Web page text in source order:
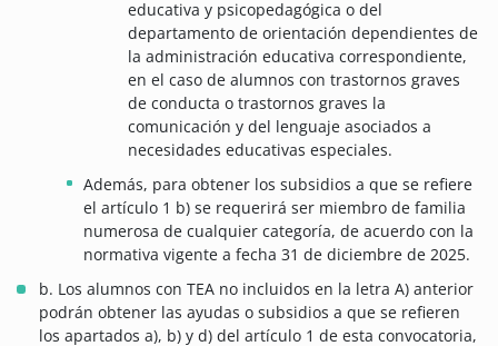
educativa y psicopedagógica o del
departamento de orientación dependientes de
la administración educativa correspondiente,
en el caso de alumnos con trastornos graves
de conducta o trastornos graves la
comunicación y del lenguaje asociados a
necesidades educativas especiales.
Además, para obtener los subsidios a que se refiere
el artículo 1 b) se requerirá ser miembro de familia
numerosa de cualquier categoría, de acuerdo con la
normativa vigente a fecha 31 de diciembre de 2025.
b. Los alumnos con TEA no incluidos en la letra A) anterior
podrán obtener las ayudas o subsidios a que se refieren
los apartados a), b) y d) del artículo 1 de esta convocatoria,